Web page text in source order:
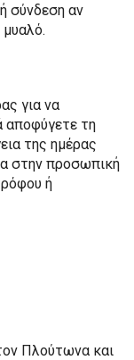
σύνδεση αν
για να
αποφύγετε τη
της ημέρας
στην προσωπική
ή
Πλούτωνα και